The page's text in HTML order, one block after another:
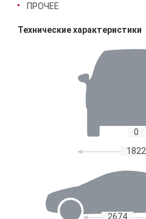
ПРОЧЕЕ
Технические характеристики
0
1822
2674